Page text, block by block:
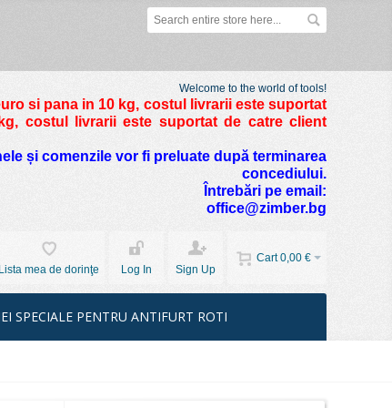
Welcome to the world of tools!
si pana in 10 kg, costul livrarii este suportat
costul livrarii este suportat de catre client
și comenzile vor fi preluate după terminarea
concediului.
Întrebări pe email:
office@zimber.bg
Cart 0,00 €
Lista mea de dorinţe Log In Sign Up
SPECIALE PENTRU ANTIFURT ROTI